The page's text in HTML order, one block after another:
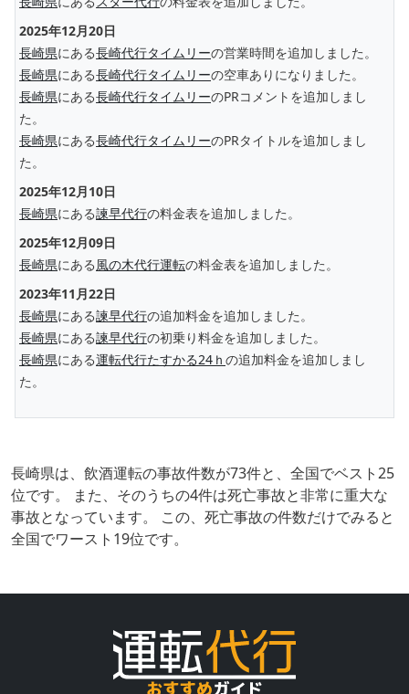
2025年12月20日
長崎県にある長崎代行タイムリーの営業時間を追加しました。
長崎県にある長崎代行タイムリーの空車ありになりました。
長崎県にある長崎代行タイムリーのPRコメントを追加しまし
た。
長崎県にある長崎代行タイムリーのPRタイトルを追加しまし
た。
2025年12月10日
長崎県にある諫早代行の料金表を追加しました。
2025年12月09日
長崎県にある風の木代行運転の料金表を追加しました。
2023年11月22日
長崎県にある諫早代行の追加料金を追加しました。
長崎県にある諫早代行の初乗り料金を追加しました。
長崎県にある運転代行たすかる24ｈ の追加料金を追加しまし
た。
長崎県は、飲酒運転の事故件数が73件と、全国でベスト25
位です。 また、そのうちの4件は死亡事故と非常に重大な
事故となっています。 この、死亡事故の件数だけでみると
全国でワースト19位です。